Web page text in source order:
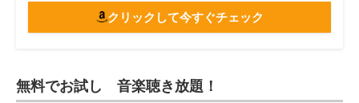
クリックして今すぐチェック
無料でお試し 音楽聴き放題！